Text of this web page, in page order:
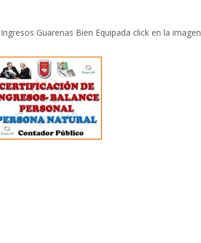
Guarenas Bien Equipada click en la imagen